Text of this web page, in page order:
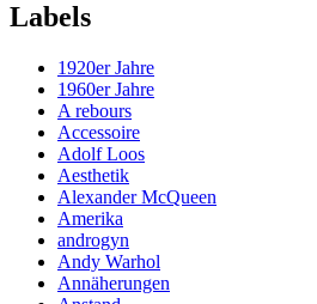
Labels
1920er Jahre
1960er Jahre
A rebours
Accessoire
Adolf Loos
Aesthetik
Alexander McQueen
Amerika
androgyn
Andy Warhol
Annäherungen